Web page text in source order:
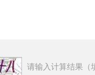
请输入计算结果（